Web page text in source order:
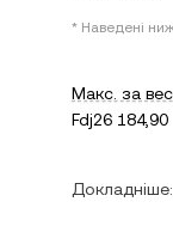
* Наведені
Макс. за
Fdj26 184,90
Докладніше: